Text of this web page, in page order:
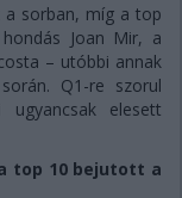
sorban, míg a top
Joan Mir, a
– utóbbi annak
Q1-re szorul
elesett
top 10 bejutott a